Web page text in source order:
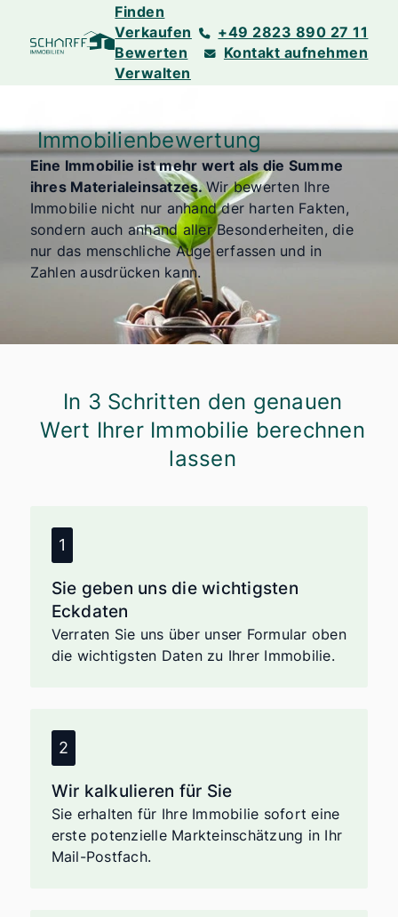
Finden
Verkaufen
Bewerten
Verwalten
+49 2823 890 27 11
Kontakt aufnehmen
Immobilienbewertung
Eine Immobilie ist mehr wert als die Summe
ihres Materialeinsatzes.Wir bewerten Ihre
Immobilie nicht nur anhand der harten Fakten,
sondern auch anhand aller Besonderheiten, die
nur das menschliche Auge erfassen und in
Zahlen ausdrücken kann.
IMMOBILIENVERKAUF MIT MAXIMALEM
Was ist meine Immobilie wirklich
Füllen Sie einfach das Formular aus – wir
melden uns umgehend, um ein erstes
kostenloses Kennenlerngespräch zu
vereinbaren und gemeinsam Ihre Optionen
zu besprechen.
Realistischer Preis
Verhandlungsbasis
Stärken Sie Ihre Position bei
Preisverhandlungen mit Käufern.
In 3 Schritten den genauen
Wert Ihrer Immobilie berechnen
lassen
Sie geben uns die wichtigsten
Eckdaten
Verraten Sie uns über unser Formular oben
die wichtigsten Daten zu Ihrer Immobilie.
Wir kalkulieren für Sie
Sie erhalten für Ihre Immobilie sofort eine
erste potenzielle Markteinschätzung in Ihr
Mail-Postfach.